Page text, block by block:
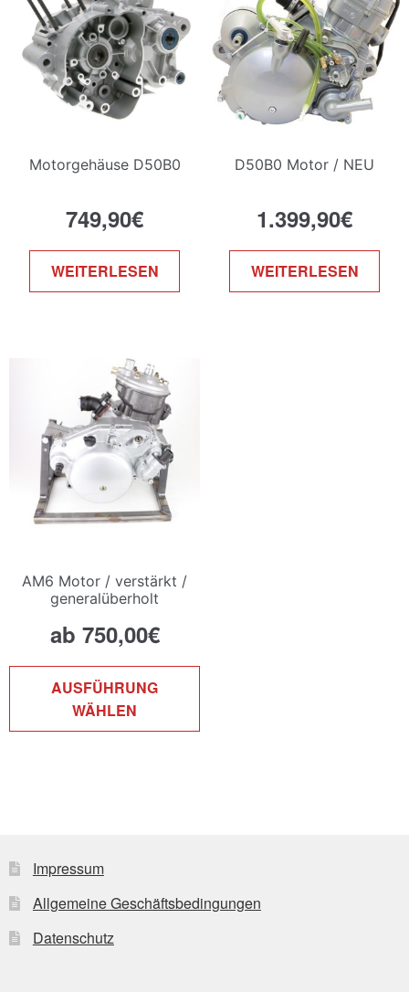
Motorgehäuse D50B0
749,90€
WEITERLESEN
D50B0 Motor / NEU
1.399,90€
WEITERLESEN
AM6 Motor / verstärkt /
generalüberholt
ab 750,00€
AUSFÜHRUNG
WÄHLEN
der
Impressum
Allgemeine Geschäftsbedingungen
Datenschutz